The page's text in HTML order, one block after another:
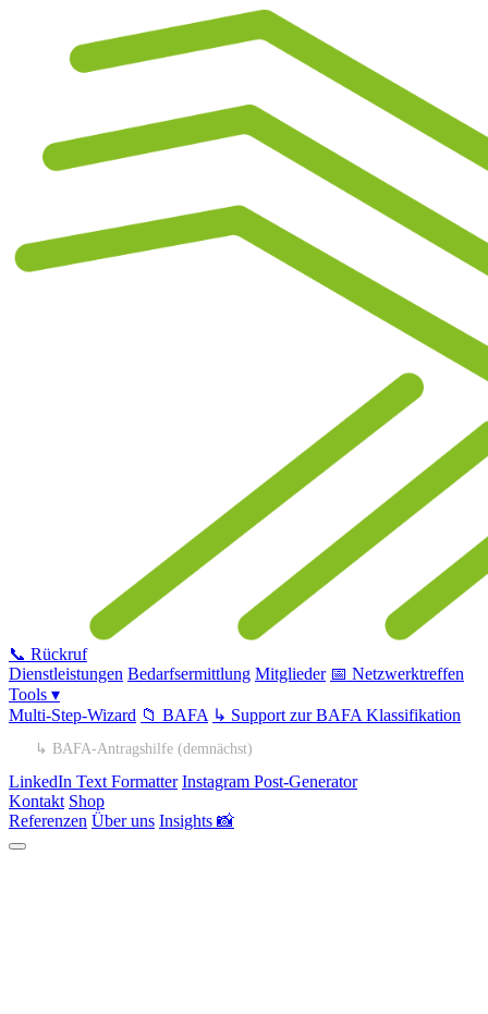
📞 Rückruf
Dienstleistungen Bedarfsermittlung Mitglieder 📅 Netzwerktreffen
Tools ▾
Multi-Step-Wizard 📁 BAFA ↳ Support zur BAFA Klassifikation
↳ BAFA-Antragshilfe (demnächst)
LinkedIn Text Formatter Instagram Post-Generator
Kontakt Shop
Referenzen Über uns Insights 📸